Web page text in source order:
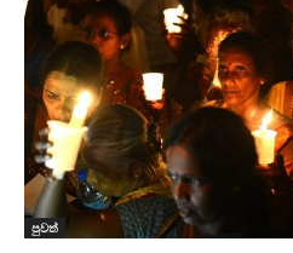
පුවත්